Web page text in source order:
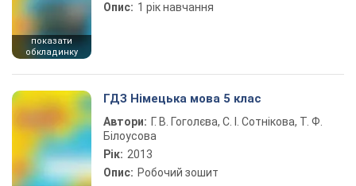
показати
обкладинку
Опис: 1 рік навчання
ГДЗ Німецька мова 5 клас
Автори: Г. В. Гоголєва, С. І. Сотнікова, Т. Ф.
Білоусова
Рік: 2013
Опис: Робочий зошит